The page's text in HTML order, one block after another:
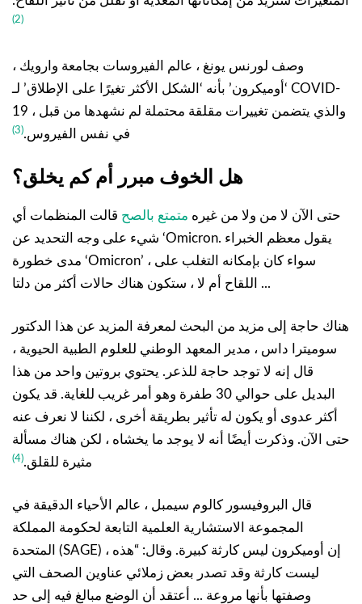
(2)
وصف لورنس يونغ ، عالم الفيروسات بجامعة وارويك ،
‘أوميكرون’ بأنه ‘الشكل الأكثر تغيرًا على الإطلاق’ لـ COVID-
19 ، والذي يتضمن تغييرات مقلقة محتملة لم نشهدها من قبل
في نفس الفيروس.(3)
هل الخوف مبرر أم كم يخلق؟
حتى الآن لا من ولا من غيره متمتع بالصح قالت المنظمات أي
شيء على وجه التحديد عن ‘Omicron. يقول معظم الخبراء
مدى خطورة ‘Omicron’ ، سواء كان بإمكانه التغلب على
اللقاح أم لا ، ستكون هناك حالات أكثر من دلتا ...
هناك حاجة إلى مزيد من البحث لمعرفة المزيد عن هذا الدكتور
سوميترا داس ، مدير المعهد الوطني للعلوم الطبية الحيوية ،
قال إنه لا توجد حاجة للذعر. يحتوي بروتين واحد من هذا
البديل على حوالي 30 طفرة وهو أمر غريب للغاية. قد يكون
أكثر عدوى أو يكون له تأثير بطريقة أخرى ، لكننا لا نعرف عنه
حتى الآن. وذكرت أيضًا أنه لا يوجد ما يخشاه ، لكن هناك مسألة
مثيرة للقلق.(4)
قال البروفيسور كالوم سيمبل ، عالم الأحياء الدقيقة في
المجموعة الاستشارية العلمية التابعة لحكومة المملكة
المتحدة (SAGE) ، إن أوميكرون ليس كارثة كبيرة. وقال: “هذه
ليست كارثة وقد تصدر بعض زملائي عناوين الصحف التي
وصفتها بأنها مروعة ... أعتقد أن الوضع مبالغ فيه إلى حد